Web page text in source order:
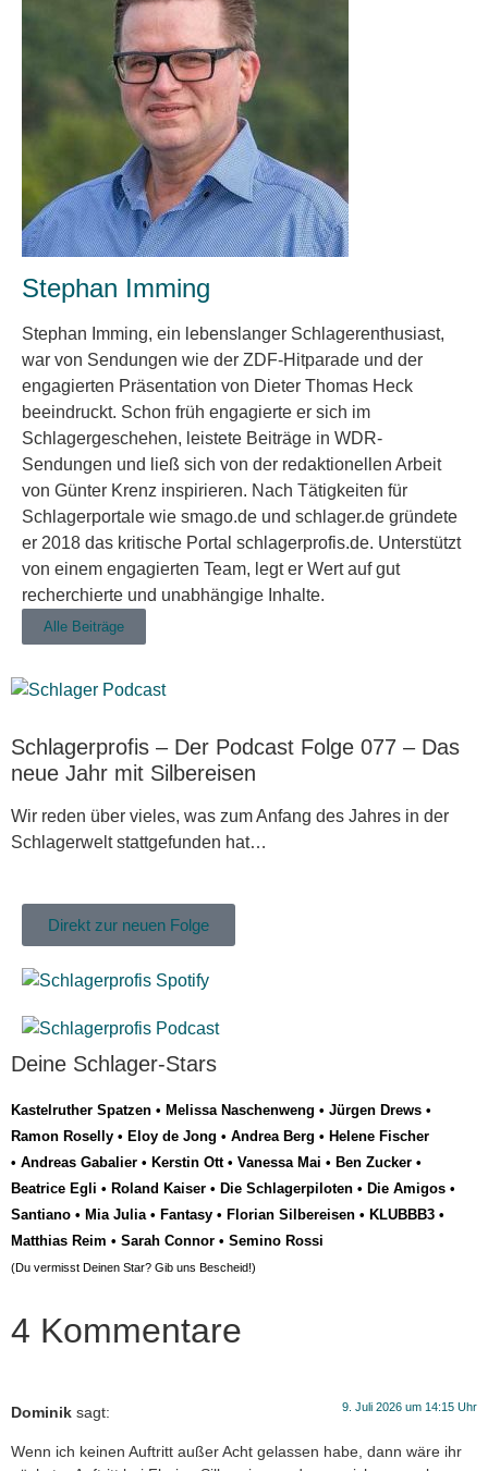
Stephan Imming
Stephan Imming, ein lebenslanger Schlagerenthusiast,
war von Sendungen wie der ZDF-Hitparade und der
engagierten Präsentation von Dieter Thomas Heck
beeindruckt. Schon früh engagierte er sich im
Schlagergeschehen, leistete Beiträge in WDR-
Sendungen und ließ sich von der redaktionellen Arbeit
von Günter Krenz inspirieren. Nach Tätigkeiten für
Schlagerportale wie smago.de und schlager.de gründete
er 2018 das kritische Portal schlagerprofis.de. Unterstützt
von einem engagierten Team, legt er Wert auf gut
recherchierte und unabhängige Inhalte.
Alle Beiträge
Schlagerprofis – Der Podcast Folge 077 – Das
neue Jahr mit Silbereisen
Wir reden über vieles, was zum Anfang des Jahres in der
Schlagerwelt stattgefunden hat…
Direkt zur neuen Folge
Deine Schlager-Stars
Kastelruther Spatzen • Melissa Naschenweng • Jürgen Drews •
Ramon Roselly • Eloy de Jong • Andrea Berg • Helene Fischer
• Andreas Gabalier • Kerstin Ott• Vanessa Mai • Ben Zucker •
Beatrice Egli • Roland Kaiser • Die Schlagerpiloten • Die Amigos •
Santiano • Mia Julia• Fantasy • Florian Silbereisen • KLUBBB3 •
Matthias Reim • Sarah Connor • Semino Rossi
(Du vermisst Deinen Star? Gib uns Bescheid!)
4 Kommentare
Dominik sagt: 9. Juli 2026 um 14:15 Uhr
Wenn ich keinen Auftritt außer Acht gelassen habe, dann wäre ihr